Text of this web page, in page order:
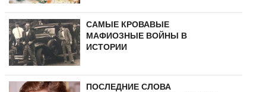
САМЫЕ КРОВАВЫЕ
МАФИОЗНЫЕ ВОЙНЫ В
ИСТОРИИ
ПОСЛЕДНИЕ СЛОВА